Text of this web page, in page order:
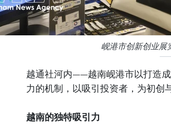
岘港市创新创业展
越通社河内——越南岘港市以打造
力的机制，以吸引投资者，为初创
越南的独特吸引力